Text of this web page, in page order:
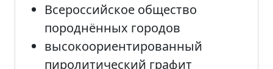
Всероссийское общество
породнённых городов
высокоориентированный
пиролитический графит